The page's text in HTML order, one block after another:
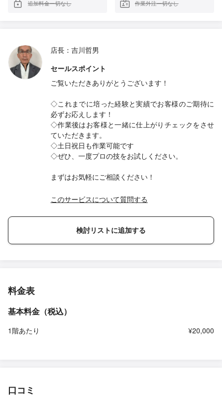
追加料金一切なし 作業外注一切なし
店長：吉川哲男
セールスポイント
ご覧いただきありがとうございます！
◇これまでに培った経験と実績でお客様のご期待に
必ずお応えします！
◇作業後はお客様と一緒に仕上がりチェックをさせ
ていただきます。
◇土日祝日も作業可能です
◇ぜひ、一度プロの技をお試しください。
まずはお気軽にご相談ください！
このサービスについて質問する
検討リストに追加する
料金表
基本料金（税込）
1階あたり ¥20,000
口コミ